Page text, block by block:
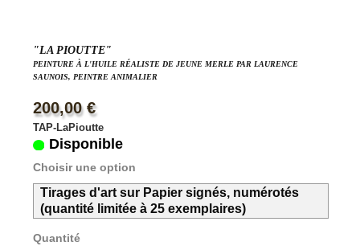
0
"LA PIOUTTE"
PEINTURE À L'HUILE RÉALISTE DE JEUNE MERLE PAR LAURENCE
SAUNOIS, PEINTRE ANIMALIER
200,00 €
TAP-LaPioutte
Disponible
Choisir une option
Tirages d'art sur Papier signés, numérotés
(quantité limitée à 25 exemplaires)
Quantité